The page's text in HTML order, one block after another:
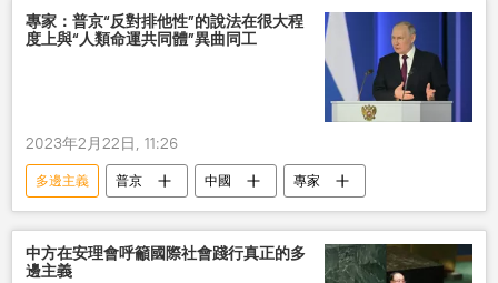
專家：普京“反對排他性”的說法在很大程
度上與“人類命運共同體”異曲同工
2023年2月22日, 11:26
多邊主義 普京 中國 專家
中方在安理會呼籲國際社會踐行真正的多
邊主義